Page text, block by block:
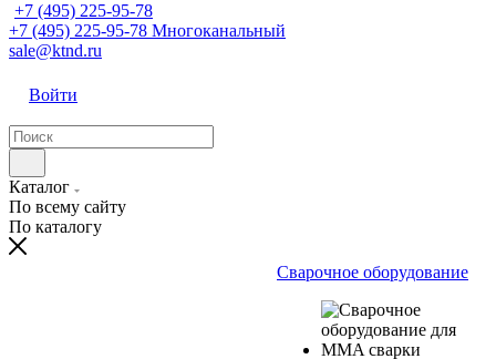
+7 (495) 225-95-78
+7 (495) 225-95-78 Многоканальный
sale@ktnd.ru
Войти
Каталог
По всему сайту
По каталогу
Сварочное оборудование